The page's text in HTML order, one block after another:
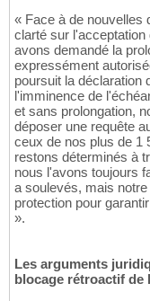
« Face à de nouvelles
clarté sur
avons demandé la
expressément
poursuit la déclaration
l'imminence de
et sans prolongation,
déposer une requête
ceux de nos plus de 1
restons déterminés à
nous l'avons toujours
a soulevés, mais
protection pour
».
Les arguments
blocage rétroactif